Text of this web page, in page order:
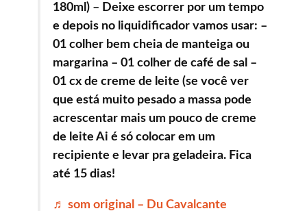
180ml) – Deixe escorrer por um tempo
e depois no liquidificador vamos usar: –
01 colher bem cheia de manteiga ou
margarina – 01 colher de café de sal –
01 cx de creme de leite (se você ver
que está muito pesado a massa pode
acrescentar mais um pouco de creme
de leite Ai é só colocar em um
recipiente e levar pra geladeira. Fica
até 15 dias!
♬ som original – Du Cavalcante